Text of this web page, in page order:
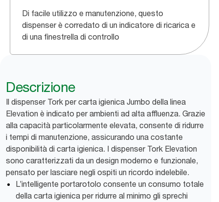
Di facile utilizzo e manutenzione, questo
dispenser è corredato di un indicatore di ricarica e
di una finestrella di controllo
Descrizione
Il dispenser Tork per carta igienica Jumbo della linea
Elevation è indicato per ambienti ad alta affluenza. Grazie
alla capacità particolarmente elevata, consente di ridurre
i tempi di manutenzione, assicurando una costante
disponibilità di carta igienica. I dispenser Tork Elevation
sono caratterizzati da un design moderno e funzionale,
pensato per lasciare negli ospiti un ricordo indelebile.
L’intelligente portarotolo consente un consumo totale
della carta igienica per ridurre al minimo gli sprechi